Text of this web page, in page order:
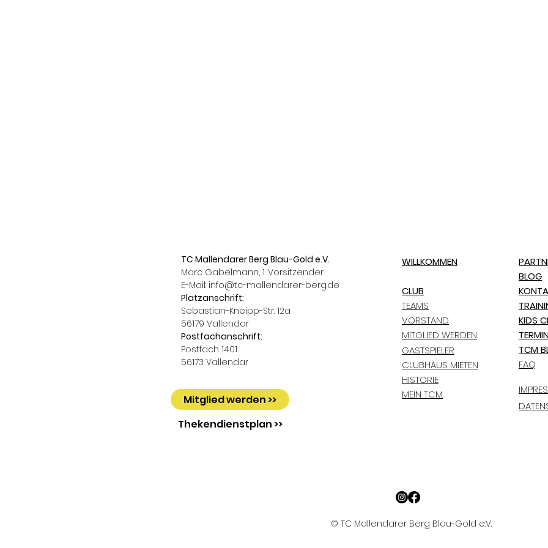
TC Mallendarer Berg Blau-Gold e.V.
Marc Gabelmann, 1. Vorsitzender
E-Mail: info@tc-mallendarer-berg.de
Platzanschrift:
Sebastian-Kneipp-Str. 12a
56179 Vallendar
Postfachanschrift:
Postfach 1401
56173 Vallendar
Mitglied werden >>
WILLKOMMEN
CLUB
TEAMS
MITGLIED WERDEN
VORSTAND
GASTSPIELER
CLUBHAUS MIETEN
HISTORIE
MEIN TCM
Thekendienstplan >>
BLOG
KIDS
TCM
FAQ
© TC Mallendarer Berg Blau-Gold e.V.